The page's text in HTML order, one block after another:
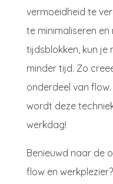
vermoeidheid te
te minimaliseren
tijdsblokken, kun je
minder tijd. Zo
onderdeel van
wordt deze
werkdag!
Benieuwd naar de
flow en